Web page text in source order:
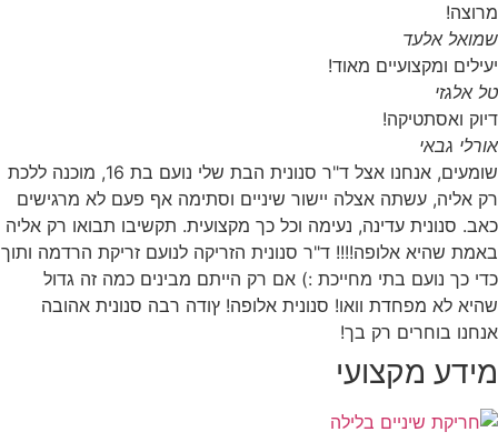
מרוצה!
שמואל אלעד
יעילים ומקצועיים מאוד!
טל אלגזי
דיוק ואסתטיקה!
אורלי גבאי
שומעים, אנחנו אצל ד"ר סנונית הבת שלי נועם בת 16, מוכנה ללכת
רק אליה, עשתה אצלה יישור שיניים וסתימה אף פעם לא מרגישים
כאב. סנונית עדינה, נעימה וכל כך מקצועית. תקשיבו תבואו רק אליה
באמת שהיא אלופה!!!! ד"ר סנונית הזריקה לנועם זריקת הרדמה ותוך
כדי כך נועם בתי מחייכת :) אם רק הייתם מבינים כמה זה גדול
שהיא לא מפחדת וואו! סנונית אלופה! ץודה רבה סנונית אהובה
אנחנו בוחרים רק בך!
מידע מקצועי